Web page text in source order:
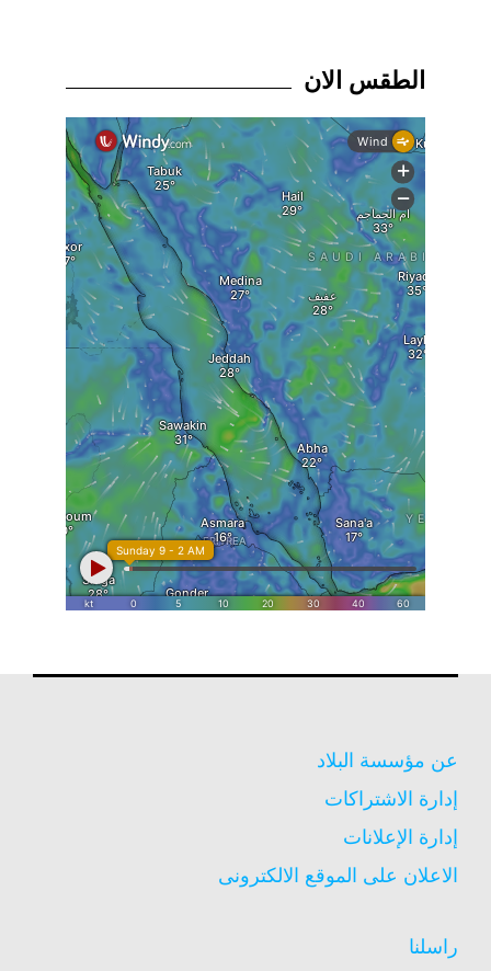
الطقس الان
عن مؤسسة البلاد
إدارة الاشتراكات
إدارة الإعلانات
الاعلان على الموقع الالكترونى
راسلنا